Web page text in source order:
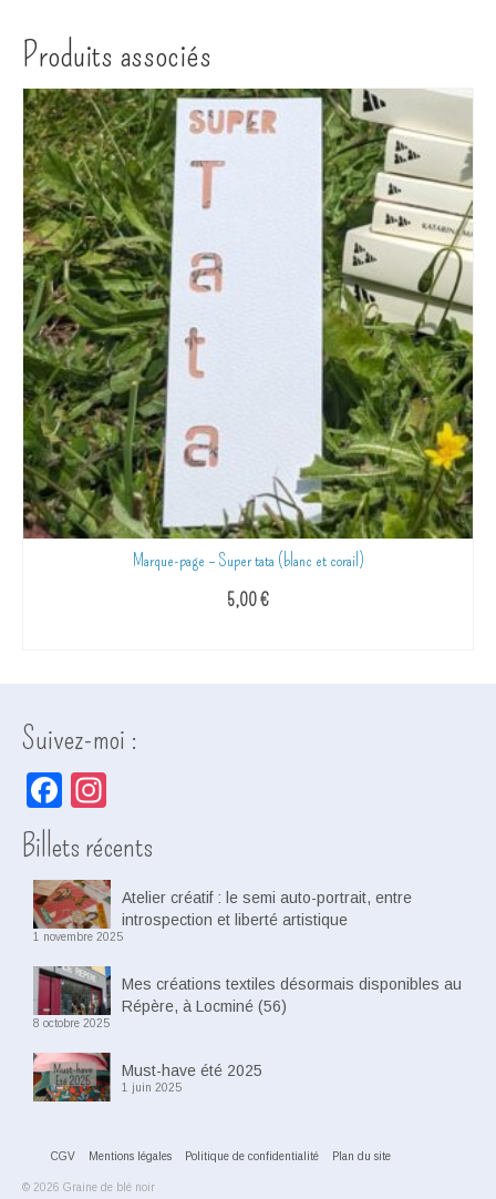
Produits associés
Marque-page – Super tata (blanc et corail)
5,00€
Suivez-moi :
Facebook
Billets récents
Atelier créatif : le semi auto-portrait, entre
introspection et liberté artistique
1 novembre 2025
Mes créations textiles désormais disponibles au
Répère, à Locminé (56)
8 octobre 2025
Must-have été 2025
1 juin 2025
CGV Mentions légales Politique de confidentialité Plan du site
© 2026 Graine de blé noir